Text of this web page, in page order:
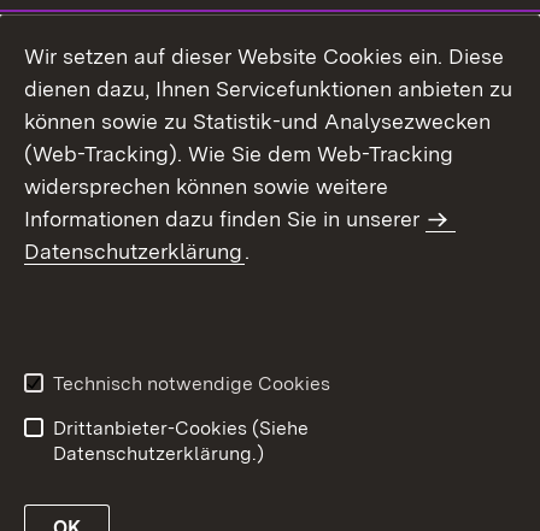
Wir setzen auf dieser Website Cookies ein. Diese
dienen dazu, Ihnen Servicefunktionen anbieten zu
können sowie zu Statistik-und Analysezwecken
(Web-Tracking). Wie Sie dem Web-Tracking
widersprechen können sowie weitere
Informationen dazu finden Sie in unserer
Datenschutzerklärung.
Technisch notwendige Cookies
Drittanbieter-Cookies (Siehe
Datenschutzerklärung.)